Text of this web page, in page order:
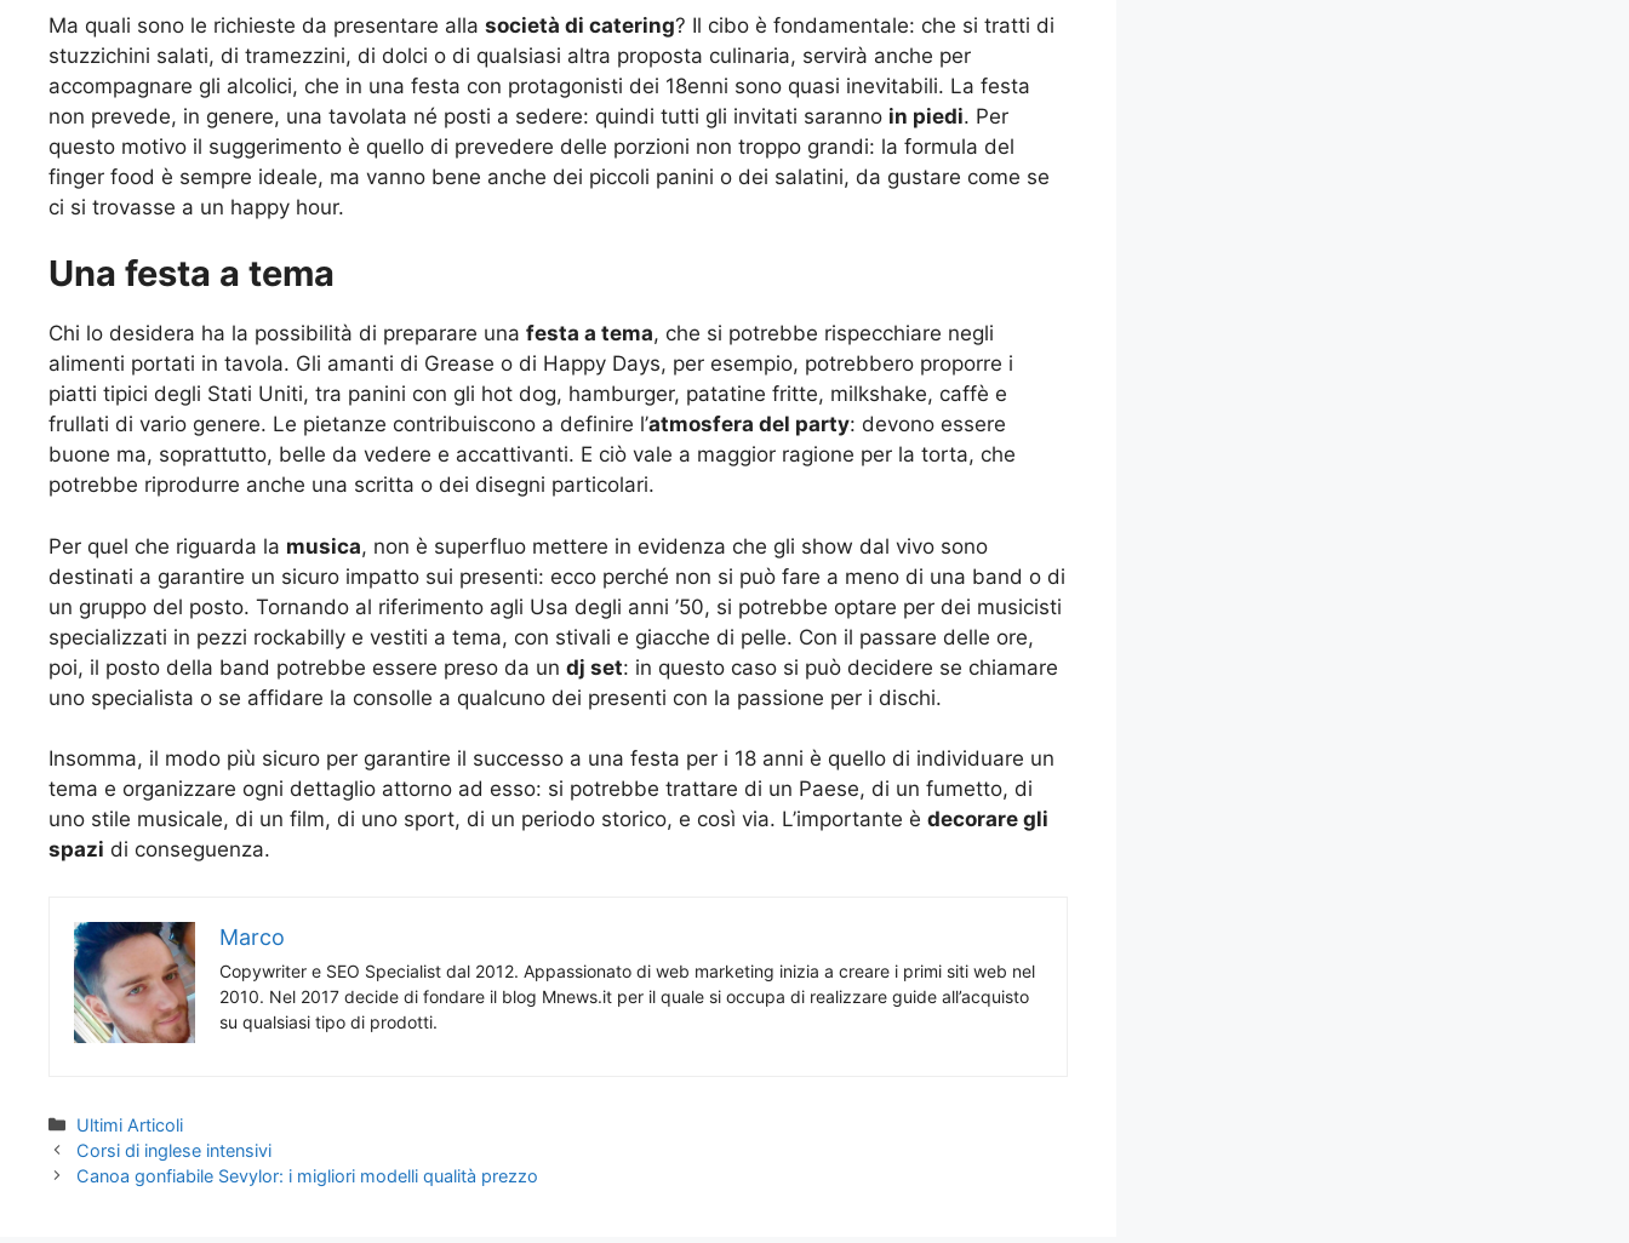
Ma quali sono le richieste da presentare alla società di catering? Il cibo è fondamentale: che si tratti di
stuzzichini salati, di tramezzini, di dolci o di qualsiasi altra proposta culinaria, servirà anche per
accompagnare gli alcolici, che in una festa con protagonisti dei 18enni sono quasi inevitabili. La festa
non prevede, in genere, una tavolata né posti a sedere: quindi tutti gli invitati saranno in piedi. Per
questo motivo il suggerimento è quello di prevedere delle porzioni non troppo grandi: la formula del
finger food è sempre ideale, ma vanno bene anche dei piccoli panini o dei salatini, da gustare come se
ci si trovasse a un happy hour.
Una festa a tema
Chi lo desidera ha la possibilità di preparare una festa a tema, che si potrebbe rispecchiare negli
alimenti portati in tavola. Gli amanti di Grease o di Happy Days, per esempio, potrebbero proporre i
piatti tipici degli Stati Uniti, tra panini con gli hot dog, hamburger, patatine fritte, milkshake, caffè e
frullati di vario genere. Le pietanze contribuiscono a definire l’atmosfera del party: devono essere
buone ma, soprattutto, belle da vedere e accattivanti. E ciò vale a maggior ragione per la torta, che
potrebbe riprodurre anche una scritta o dei disegni particolari.
Per quel che riguarda la musica, non è superfluo mettere in evidenza che gli show dal vivo sono
destinati a garantire un sicuro impatto sui presenti: ecco perché non si può fare a meno di una band o di
un gruppo del posto. Tornando al riferimento agli Usa degli anni ’50, si potrebbe optare per dei musicisti
specializzati in pezzi rockabilly e vestiti a tema, con stivali e giacche di pelle. Con il passare delle ore,
poi, il posto della band potrebbe essere preso da un dj set: in questo caso si può decidere se chiamare
uno specialista o se affidare la consolle a qualcuno dei presenti con la passione per i dischi.
Insomma, il modo più sicuro per garantire il successo a una festa per i 18 anni è quello di individuare un
tema e organizzare ogni dettaglio attorno ad esso: si potrebbe trattare di un Paese, di un fumetto, di
uno stile musicale, di un film, di uno sport, di un periodo storico, e così via. L’importante è decorare gli
spazi di conseguenza.
Marco
Copywriter e SEO Specialist dal 2012. Appassionato di web marketing inizia a creare i primi siti web nel
2010. Nel 2017 decide di fondare il blog Mnews.it per il quale si occupa di realizzare guide all’acquisto
su qualsiasi tipo di prodotti.
Categorie
Ultimi Articoli
Corsi di inglese intensivi
Canoa gonfiabile Sevylor: i migliori modelli qualità prezzo